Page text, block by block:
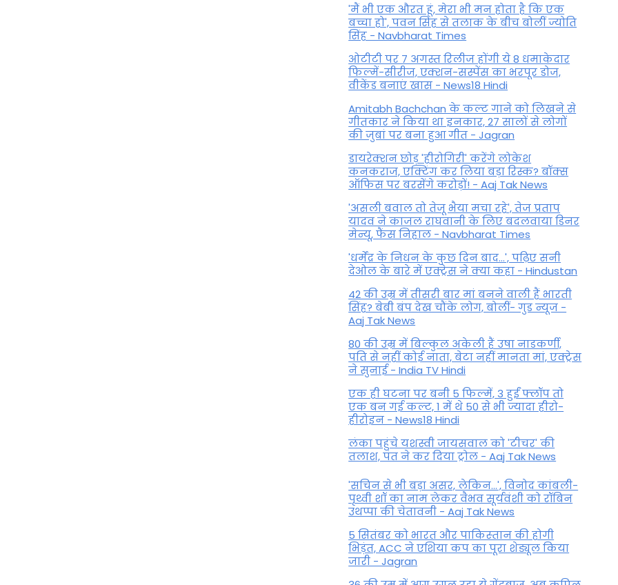
'मैं भी एक औरत हूं, मेरा भी मन होता है कि एक
बच्चा हो', पवन सिंह से तलाक के बीच बोलीं ज्योति
सिंह - Navbharat Times
ओटीटी पर 7 अगस्त रिलीज होंगी ये 8 धमाकेदार
फिल्में-सीरीज, एक्शन-सस्पेंस का भरपूर डोज,
वीकेंड बनाएं खास - News18 Hindi
Amitabh Bachchan के कल्ट गाने को लिखने से
गीतकार ने किया था इनकार, 27 सालों से लोगों
की जुबां पर बना हुआ गीत - Jagran
डायरेक्शन छोड़ 'हीरोगिरी' करेंगे लोकेश
कनकराज, एक्टिंग कर लिया बड़ा रिस्क? बॉक्स
ऑफिस पर बरसेंगे करोड़ों! - Aaj Tak News
'असली बवाल तो तेजू भैया मचा रहे', तेज प्रताप
यादव ने काजल राघवानी के लिए बदलवाया डिनर
मेन्यू, फैंस न‍िहाल - Navbharat Times
'धर्मेंद्र के निधन के कुछ दिन बाद...', पढ़िए सनी
देओल के बारे में एक्ट्रेस ने क्या कहा - Hindustan
42 की उम्र में तीसरी बार मां बनने वाली हैं भारती
सिंह? बेबी बंप देख चौंके लोग, बोलीं- गुड न्यूज -
Aaj Tak News
80 की उम्र में बिल्कुल अकेली हैं उषा नाडकर्णी,
पति से नहीं कोई नाता, बेटा नहीं मानता मां, एक्ट्रेस
ने सुनाई - India TV Hindi
एक ही घटना पर बनी 5 फिल्में, 3 हुईं फ्लॉप तो
एक बन गई कल्ट, 1 में थे 50 से भी ज्यादा हीरो-
हीरोइन - News18 Hindi
लंका पहुंचे यशस्वी जायसवाल को 'टीचर' की
तलाश, पंत ने कर द‍िया ट्रोल - Aaj Tak News
'सचिन से भी बड़ा असर, लेकिन...', व‍िनोद कांबली-
पृथ्वी शॉ का नाम लेकर वैभव सूर्यवंशी को रॉबिन
उथप्पा की चेतावनी - Aaj Tak News
5 सितंबर को भारत और पाकिस्‍तान की होगी
भिड़ंत, ACC ने एशिया कप का पूरा शेड्यूल किया
जारी - Jagran